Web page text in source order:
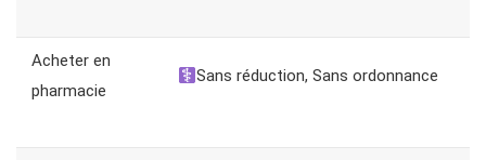
Acheter en
pharmacie
Sans réduction, Sans ordonnance